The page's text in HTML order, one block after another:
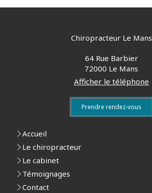
Chiropracteur Le Mans
64 Rue Barbier
72000 Le Mans
Afficher le téléphone
Prendre rendez-vous
Accueil
Le chiropracteur
Le cabinet
Témoignages
Contact